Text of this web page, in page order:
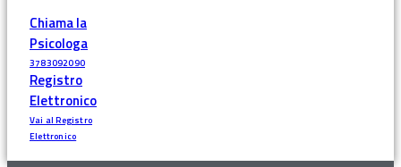
Chiama la
Psicologa
3783092090
Registro
Elettronico
Vai al Registro
Elettronico